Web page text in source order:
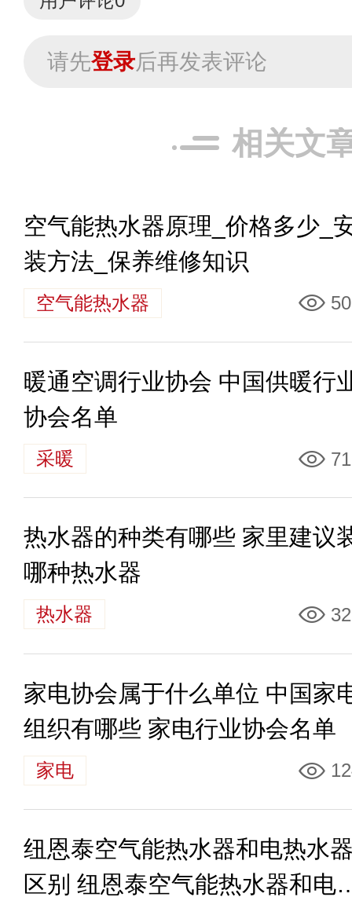
请先登录后再发表评论
相关文
空气能热水器原理_价格多少_
装方法_保养维修知识
空气能热水器
暖通空调行业协会 中国供暖行
协会名单
采暖
热水器的种类有哪些 家里建议
哪种热水器
热水器
家电协会属于什么单位 中国家
组织有哪些 家电行业协会名单
家电
纽恩泰空气能热水器和电热水
区别 纽恩泰空气能热水器和电